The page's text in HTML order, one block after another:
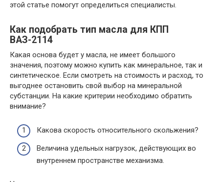
этой статье помогут определиться специалисты.
Как подобрать тип масла для КПП
ВАЗ-2114
Какая основа будет у масла, не имеет большого
значения, поэтому можно купить как минеральное, так и
синтетическое. Если смотреть на стоимость и расход, то
выгоднее остановить свой выбор на минеральной
субстанции. На какие критерии необходимо обратить
внимание?
Какова скорость относительного скольжения?
Величина удельных нагрузок, действующих во
внутреннем пространстве механизма.